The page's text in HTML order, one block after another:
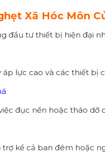
Xã Hóc Môn
đầu tư thiết bị hiện đại
áp lực cao và các thiết
đục nền hoặc tháo dỡ
kể cả ban đêm hoặc